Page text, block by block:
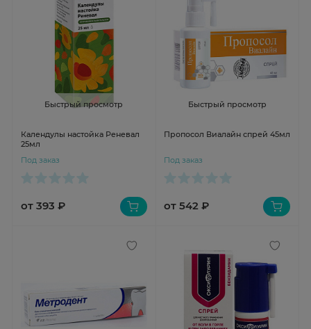
Быстрый просмотр
Календулы настойка Реневал
25мл
Под заказ
от 393 ₽
Быстрый просмотр
Пропосол Виалайн спрей 45мл
Под заказ
от 542 ₽